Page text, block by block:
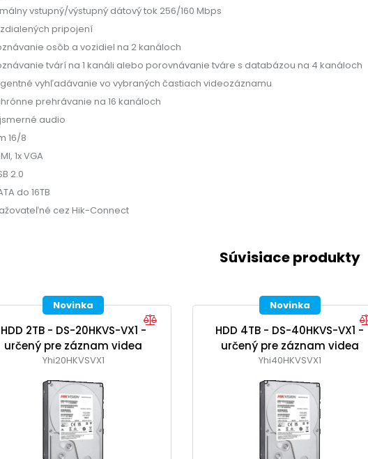
vstupný/výstupný dátový tok 256/160 Mbps
pripojení
osôb a vozidiel na 2 kanáloch
tvárí na 1 kanáli alebo porovnávanie tváre s databázou na 4 kanáloch
vyhľadávanie vo vybraných častiach videozáznamu
prehrávanie na 16 kanáloch
audio
16/8
1x VGA
2.0
do 16TB
cez Hik-Connect
Súvisiace produkty
Novinka
HDD 2TB - DS-20HKVS-VX1 -
určený pre záznam videa
Yhi20HKVSVX1
Novinka
HDD 4TB - DS-40HKVS-VX1 -
určený pre záznam videa
Yhi40HKVSVX1